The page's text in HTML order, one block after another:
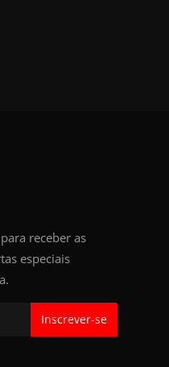
receber as
especiais
Inscrever-se